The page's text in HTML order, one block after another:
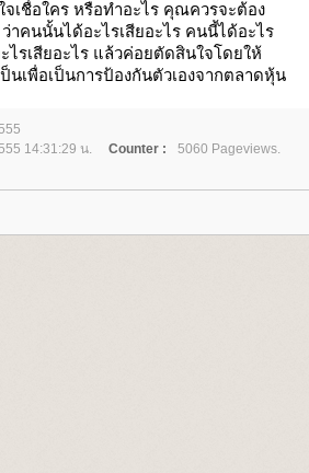
เชื่อใคร หรือทำอะไร คุณควรจะต้อง
าคนนั้นได้อะไรเสียอะไร คนนี้ได้อะไร
ะไรเสียอะไร แล้วค่อยตัดสินใจโดยให้
นเพื่อเป็นการป้องกันตัวเองจากตลาดหุ้น
14:31:29 น. Counter :
5060 Pageviews.